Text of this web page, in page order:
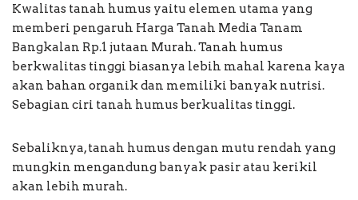
Kwalitas tanah humus yaitu elemen utama yang
memberi pengaruh Harga Tanah Media Tanam
Bangkalan Rp.1 jutaan Murah. Tanah humus
berkwalitas tinggi biasanya lebih mahal karena kaya
akan bahan organik dan memiliki banyak nutrisi.
Sebagian ciri tanah humus berkualitas tinggi.
Sebaliknya, tanah humus dengan mutu rendah yang
mungkin mengandung banyak pasir atau kerikil
akan lebih murah.